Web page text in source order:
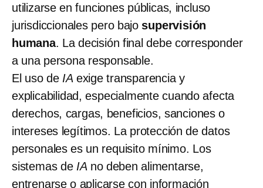
utilizarse en funciones públicas, incluso
jurisdiccionales pero bajo supervisión
humana. La decisión final debe corresponder
a una persona responsable.
El uso de IA exige transparencia y
explicabilidad, especialmente cuando afecta
derechos, cargas, beneficios, sanciones o
intereses legítimos. La protección de datos
personales es un requisito mínimo. Los
sistemas de IA no deben alimentarse,
entrenarse o aplicarse con información